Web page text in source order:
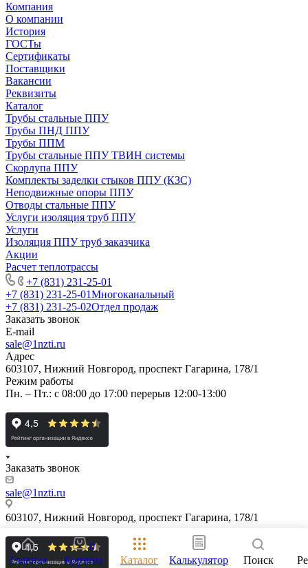
Компания
О компании
История
ГОСТы
Сертификаты
Поставщики
Вакансии
Реквизиты
Каталог
Трубы стальные ППУ
Трубы ПНД ППУ
Трубы ППМ
Трубы стальные ППУ ТВИН системы
Скорлупа ППУ
Комплекты заделки стыков ППУ (КЗС)
Неподвижные опоры ППУ
Отводы стальные ППУ
Услуги изоляция труб ППУ
Услуги
Изоляция ППУ труб заказчика
Акции
Расчет теплотрассы
+7 (831) 231-25-01
+7 (831) 231-25-01Многоканальный
+7 (831) 231-25-02Отдел продаж
Заказать звонок
E-mail
sale@1nzti.ru
Адрес
603107, Нижний Новгород, проспект Гагарина, 178/1
Режим работы
Пн. – Пт.: с 08:00 до 17:00 перерыв 12:00-13:00
Заказать звонок
sale@1nzti.ru
603107, Нижний Новгород, проспект Гагарина, 178/1
Главная
0
Корзина
Каталог Калькулятор Поиск